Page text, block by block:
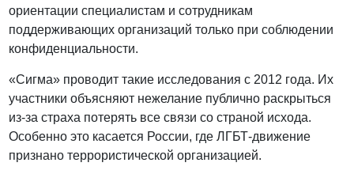
ориентации специалистам и сотрудникам
поддерживающих организаций только при соблюдении
конфиденциальности.
«Сигма» проводит такие исследования с 2012 года. Их
участники объясняют нежелание публично раскрыться
из-за страха потерять все связи со страной исхода.
Особенно это касается России, где ЛГБТ-движение
признано террористической организацией.